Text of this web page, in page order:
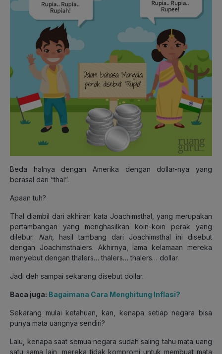
Beda halnya dengan Amerika dengan dollar-nya yang
berasal dari “thal”.
Apaan tuh?
Thal diambil dari akhiran kata Joachimsthal, yang merupakan
pertambangan yang menghasilkan koin-koin perak yang
dilebur. Nah, hasil tambang dari Joachimsthal ini disebut
dengan Joachimsthalers. Akhirnya, lama kelamaan mereka
menyebut dengan thalers… thalers… thalers… dollar.
Jadi deh sampai sekarang disebut dollar.
Baca juga: Bagaimana Cara Menghitung Inflasi?
Sekarang mulai ketahuan, kan, kenapa setiap negara bisa
punya mata uangnya sendiri?
Lalu, kenapa saat semua negara sudah saling tahu mata uang
satu sama lain, mereka tidak kompromi untuk membuat mata